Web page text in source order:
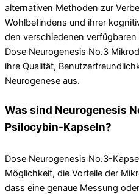
alternativen Methoden zur
Wohlbefindens und ihrer
den verschiedenen
Dose Neurogenesis No.3
ihre Qualität,
Neurogenese aus.
Was sind Neurogenesis
Psilocybin-Kapseln?
Dose Neurogenesis No.3-
Möglichkeit, die Vorteile der
dass eine genaue Messung